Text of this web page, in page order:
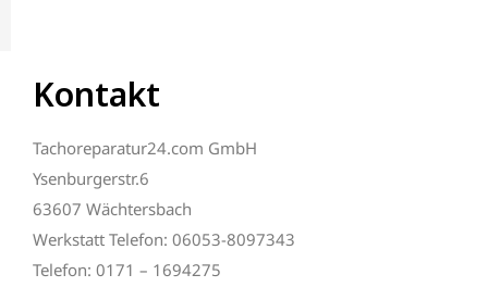
Kontakt
Tachoreparatur24.com GmbH
Ysenburgerstr.6
63607 Wächtersbach
Werkstatt Telefon: 06053-8097343
Telefon: 0171 – 1694275